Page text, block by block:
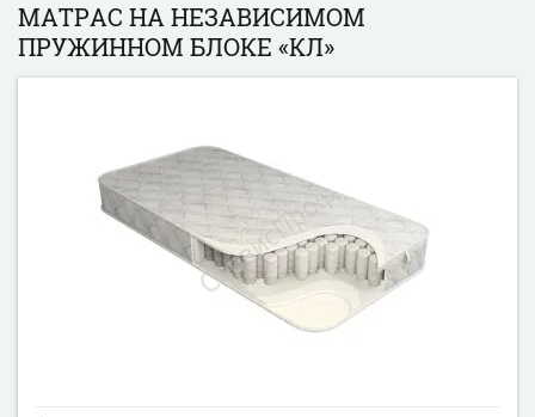
МАТРАС НА НЕЗАВИСИМОМ
ПРУЖИННОМ БЛОКЕ «КЛ»